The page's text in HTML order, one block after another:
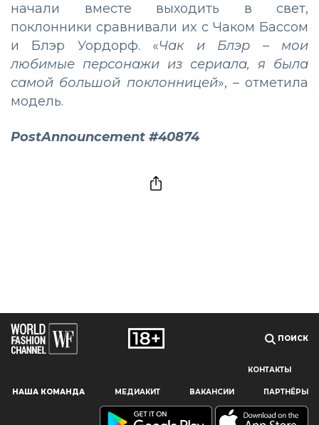
Наш сайт использует файлы cookie и похожие технологии,
пользователям, предоставляя персонализированную
начали вместе выходить в свет,
поклонники сравнивали их с Чаком Бассом
и Блэр Уордорф. «Чак и Блэр ­– мои
любимые персонажи из сериала, я была
самой большой поклонницей», – отметила
модель.
PostAnnouncement #40874
ПОИСК
КОНТАКТЫ
НАША КОМАНДА МЕДИАКИТ ВАКАНСИИ ПАРТНЁРЫ